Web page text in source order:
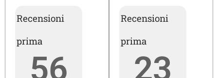
Recensioni
prima
56
Recensioni
prima
23